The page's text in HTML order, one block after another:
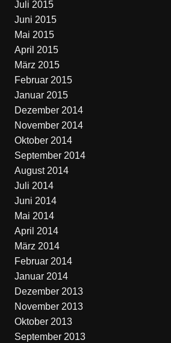
Juli 2015
Juni 2015
Mai 2015
April 2015
März 2015
Februar 2015
Januar 2015
Dezember 2014
November 2014
Oktober 2014
September 2014
August 2014
Juli 2014
Juni 2014
Mai 2014
April 2014
März 2014
Februar 2014
Januar 2014
Dezember 2013
November 2013
Oktober 2013
September 2013